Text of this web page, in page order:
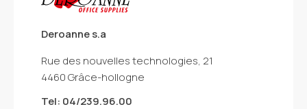
Deroanne s.a
Rue des nouvelles technologies, 21
4460 Grâce-hollogne
Tel: 04/239.96.00